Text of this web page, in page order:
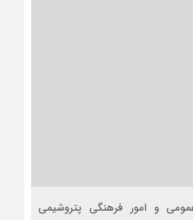
و امور فرهنگی پتروشیمی